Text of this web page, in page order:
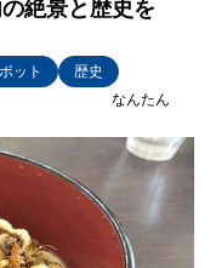
絶景と歴史を
ット
歴史
なんたん